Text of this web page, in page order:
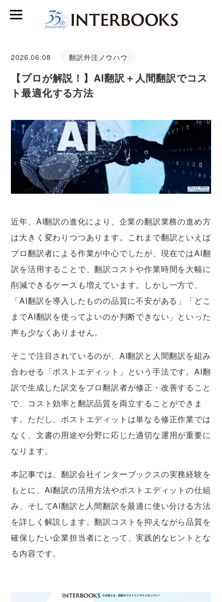
2026.06.08 翻訳外注ノウハウ
【プロが解説！】AI翻訳＋人間翻訳でコス
ト最適化する方法
近年、AI翻訳の進化により、企業の翻訳業務の進め方
は大きく変わりつつあります。これまで翻訳といえば
プロ翻訳者による作業が中心でしたが、現在ではAI翻
訳を活用することで、翻訳コストや作業時間を大幅に
削減できるケースも増えています。しかし一方で、
「AI翻訳を導入したものの品質に不安がある」「どこ
までAI翻訳を使ってよいのか判断できない」といった
声も少なくありません。
そこで注目されているのが、AI翻訳と人間翻訳を組み
合わせる「ポストエディット」という手法です。AI翻
訳で生成した訳文をプロ翻訳者が修正・改善すること
で、コスト効率と翻訳品質を両立することができま
す。ただし、ポストエディットは単なる修正作業では
なく、文書の用途や分野に応じた適切な運用が重要に
なります。
本記事では、翻訳会社インターブックスの実務経験を
もとに、AI翻訳の活用方法やポストエディットの仕組
み、そしてAI翻訳と人間翻訳を最適に使い分ける方法
を詳しく解説します。翻訳コストを抑えながら品質を
確保したい企業担当者にとって、実践的なヒントとな
る内容です。